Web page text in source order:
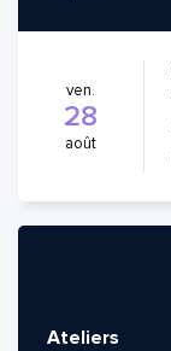
ven.
28
août
Ateliers